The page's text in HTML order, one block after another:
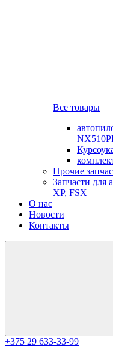
Все товары
Прочие
Запчасти для
XP, FSX
О нас
Новости
Контакты
+375 29 633-33-99